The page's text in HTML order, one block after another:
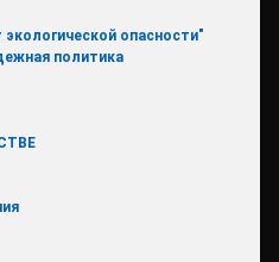
опасности"
политика